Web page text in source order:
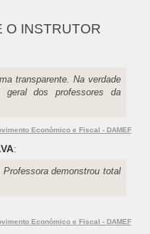
O INSTRUTOR
transparente. Na verdade
dos professores da
Econômico e Fiscal - DAMEF
:
demonstrou total
Econômico e Fiscal - DAMEF